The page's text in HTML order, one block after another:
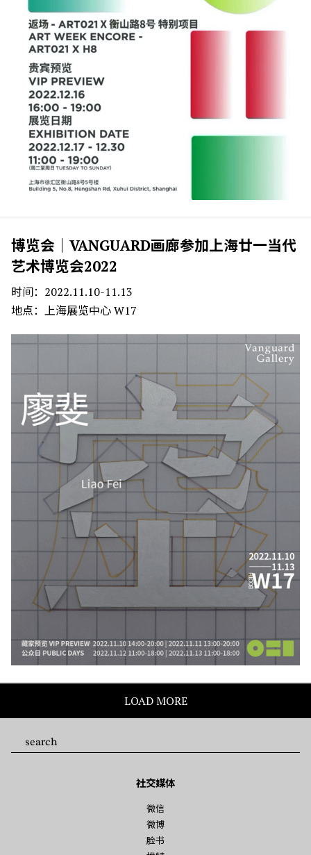
博览会｜VANGUARD画廊参加上海廿一当代
艺术博览会2022
时间：2022.11.10-11.13
地点：上海展览中心 W17
LOAD MORE
社交媒体
微信
微博
脸书